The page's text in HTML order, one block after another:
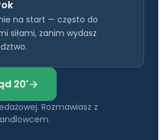
na start — często do
siłami, zanim wydasz
20'
Rozmawiasz z